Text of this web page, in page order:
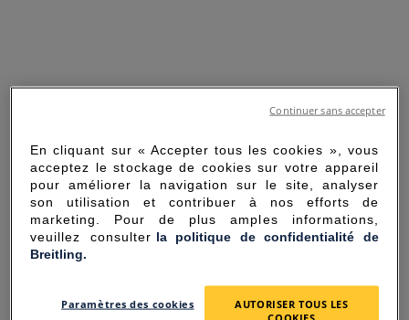
SORRY FOR THE
En cliquant sur « Accepter tous les cookies », vous
acceptez le stockage de cookies sur votre appareil
pour améliorer la navigation sur le site, analyser
son utilisation et contribuer à nos efforts de
marketing. Pour de plus amples informations,
veuillez consulter la politique de confidentialité de
Breitling.
Paramètres des cookies
AUTORISER TOUS LES
Continuer sans accepter